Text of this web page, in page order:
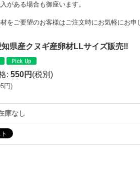
がある場合も御座います。
をご要望のお客様はご注文時にお気軽にお申
県産クヌギ産卵材LLサイズ販売‼
: 550円 (税別)
円)
庫なし